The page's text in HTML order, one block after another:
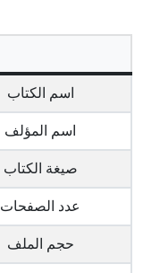
اسم الكتاب
اسم المؤلف
صيغة الكتاب
عدد الصفحات
حجم الملف